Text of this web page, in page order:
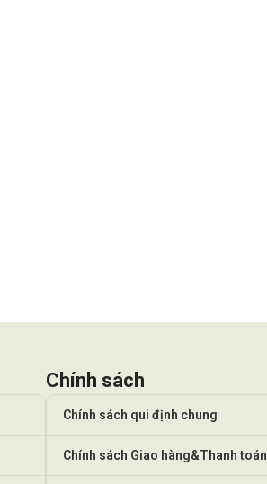
Chính sách
Chính sách qui định chung
Chính sách Giao hàng&Thanh toán